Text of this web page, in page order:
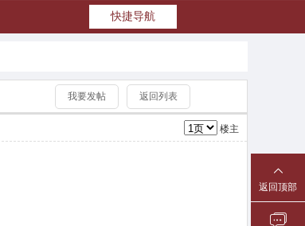
快捷导航
返回顶部
我要发帖 返回列表
楼主